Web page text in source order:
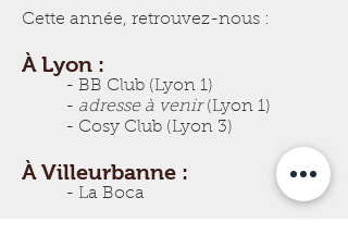
Cette année, retrouvez-nous :
À Lyon :
- BB Club (Lyon 1)
- adresse à venir(Lyon 1)
- Cosy Club (Lyon 3)
À Villeurbanne :
- La Boca